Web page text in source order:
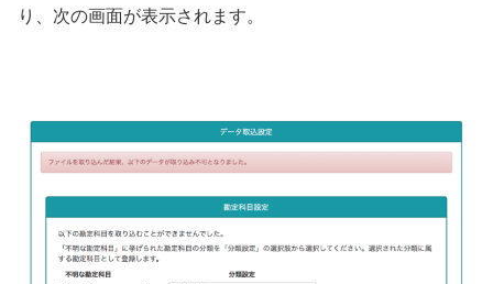
り、次の画面が表示されます。